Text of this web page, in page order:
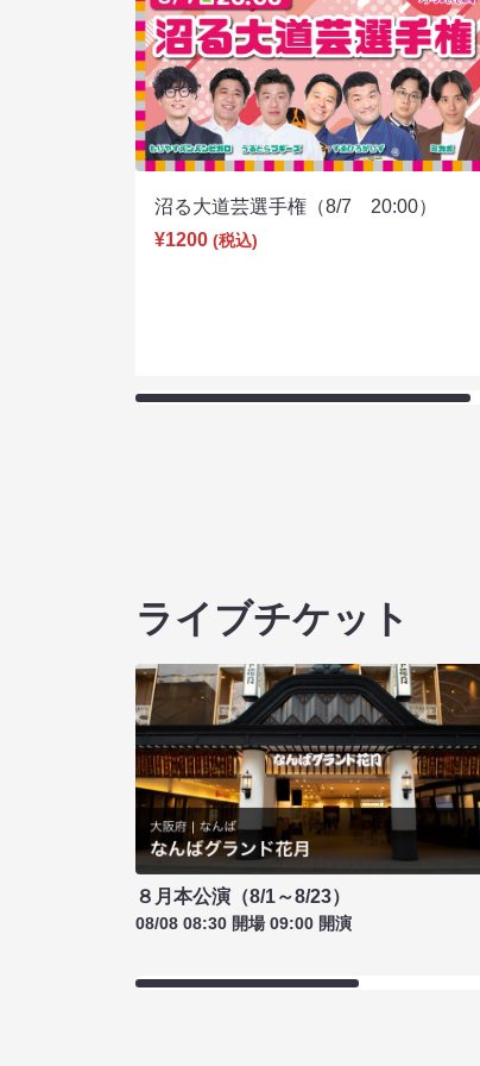
沼る大道芸選手権（8/7 20:00）
¥1200 (税込)
ライブチケット
８月本公演（8/1～8/23）
08/08 08:30 開場 09:00 開演